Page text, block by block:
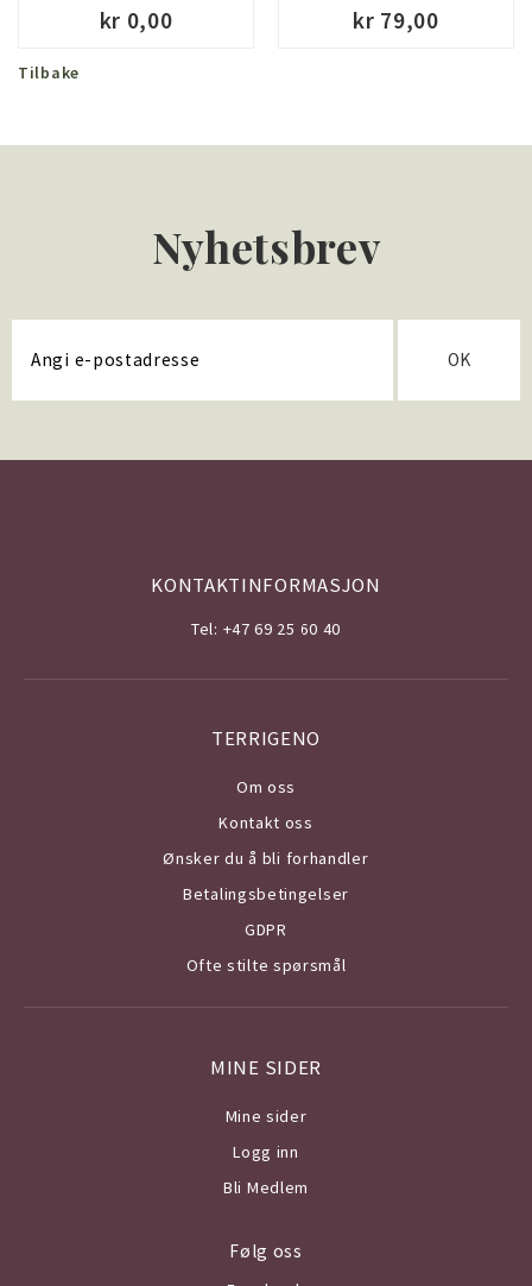
kr 0,00 kr 79,00
Tilbake
Nyhetsbrev
OK
KONTAKTINFORMASJON
Tel: +47 69 25 60 40
TERRIGENO
Om oss
Kontakt oss
Ønsker du å bli forhandler
Betalingsbetingelser
GDPR
Ofte stilte spørsmål
MINE SIDER
Mine sider
Logg inn
Bli Medlem
Følg oss